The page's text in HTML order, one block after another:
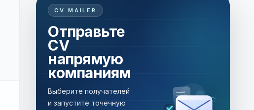
CV MAILER
Отправьте
CV
напрямую
компаниям
Выберите получателей
и запустите точечную